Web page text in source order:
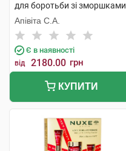
для боротьби зі зморшками
50 мл 1 банка
Апівіта С.А.
Є в наявності
від 2180.00 грн
КУПИТИ